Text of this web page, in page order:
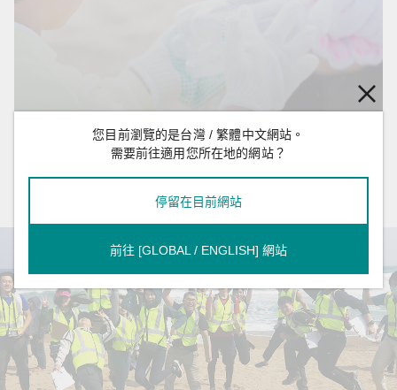
維護環境共同受惠
維護環境共同受惠
我們平常都會使用塑膠袋和吸管這些一次性用品，但
當我第一次去參加淨灘時，看到海灘上散布這些垃圾
的樣子，我感到很震撼！原來我們生活得到便利的同
時，卻不知不覺破壞了美麗的環境．所以我參加北極
熊特攻隊，想說能不能發揮一點力量。
我覺得公司的志工文化超棒，用不同角度來支持員工
和社會環境共好—鼓勵每個人做出一點行動、發揮一
您目前瀏覽的是台灣 / 繁體中文網站。
需要前往適用您所在地的網站？
停留在目前網站
前往 [GLOBAL / ENGLISH] 網站